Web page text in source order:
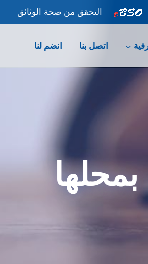
التحقق من صحة الوثائق
اتصل بنا انضم لنا